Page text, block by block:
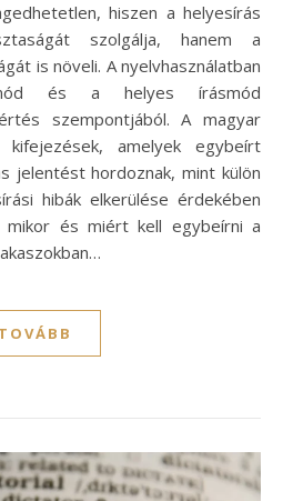
hiszen a helyesírás
szolgálja, hanem a
is növeli. A nyelvhasználatban
és a helyes írásmód
szempontjából. A magyar
kifejezések, amelyek egybeírt
jelentést hordoznak, mint külön
hibák elkerülése érdekében
és miért kell egybeírni a
TOVÁBB